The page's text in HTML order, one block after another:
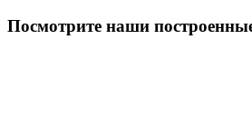
Посмотрите наши